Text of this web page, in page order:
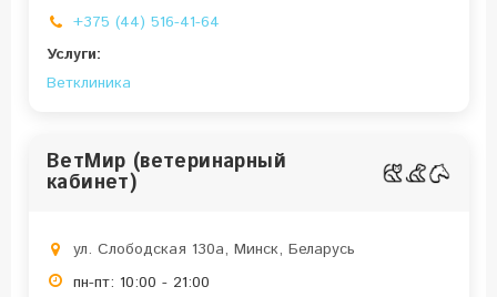
+375 (44) 516-41-64
Услуги:
Ветклиника
ВетМир (ветеринарный
кабинет)
ул. Слободская 130а, Минск, Беларусь
пн-пт: 10:00 - 21:00